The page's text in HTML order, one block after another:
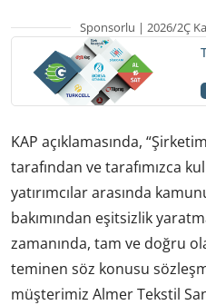
Sponsorlu | 2026/2Ç
KAP açıklamasında,
tarafından ve tarafımızca
yatırımcılar arasında
bakımından eşitsizlik
zamanında, tam ve doğru
teminen söz konusu
müşterimiz Almer Tekstil